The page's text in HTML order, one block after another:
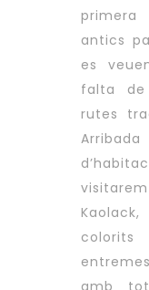
antics
es
falta de
rutes